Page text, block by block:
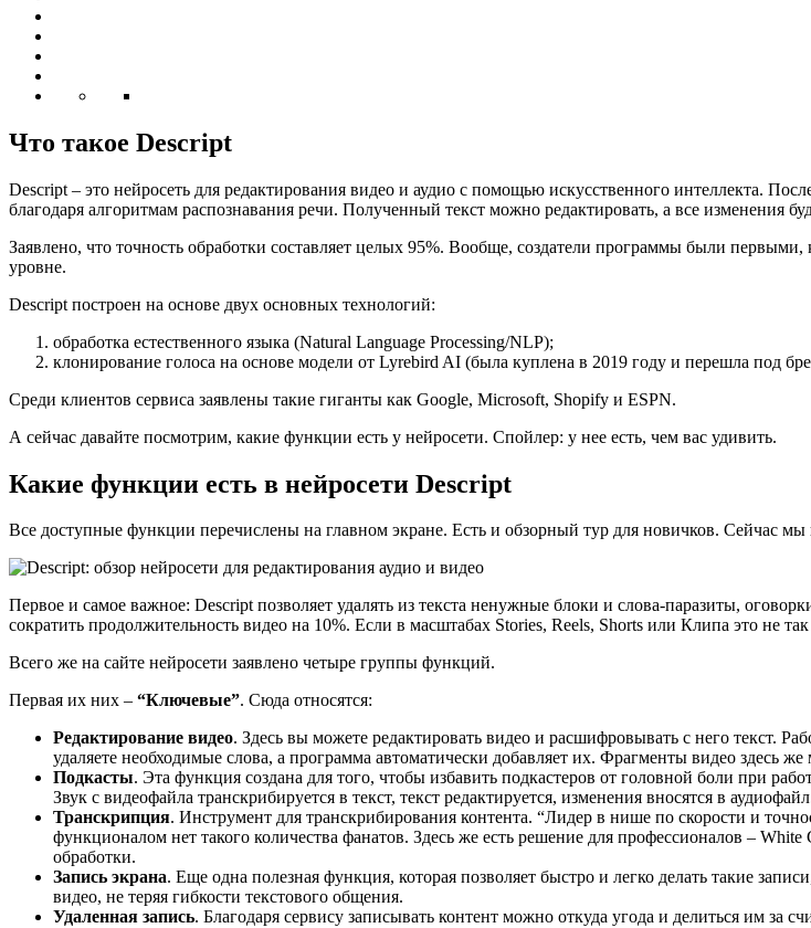
Что такое Descript
Descript – это нейросеть для редактирования видео и аудио с помощью искусственного интеллекта.
благодаря алгоритмам распознавания речи. Полученный текст можно редактировать, а все изменения
Заявлено, что точность обработки составляет целых 95%. Вообще, создатели программы были
уровне.
Descript построен на основе двух основных технологий:
обработка естественного языка (Natural Language Processing/NLP);
клонирование голоса на основе модели от Lyrebird AI (была куплена в 2019 году и перешла под
Среди клиентов сервиса заявлены такие гиганты как Google, Microsoft, Shopify и ESPN.
А сейчас давайте посмотрим, какие функции есть у нейросети. Спойлер: у нее есть, чем вас удивить.
Какие функции есть в нейросети Descript
Все доступные функции перечислены на главном экране. Есть и обзорный тур для новичков. Сейчас мы
Первое и самое важное: Descript позволяет удалять из текста ненужные блоки и слова-паразиты,
сократить продолжительность видео на 10%. Если в масштабах Stories, Reels, Shorts или Клипа это не
Всего же на сайте нейросети заявлено четыре группы функций.
Первая их них – “Ключевые”. Сюда относятся:
Редактирование видео. Здесь вы можете редактировать видео и расшифровывать с него текст.
удаляете необходимые слова, а программа автоматически добавляет их. Фрагменты видео здесь
Подкасты. Эта функция создана для того, чтобы избавить подкастеров от головной боли при
Звук с видеофайла транскрибируется в текст, текст редактируется, изменения вносятся в
Транскрипция. Инструмент для транскрибирования контента. “Лидер в нише по скорости и
функционалом нет такого количества фанатов. Здесь же есть решение для профессионалов –
обработки.
Запись экрана. Еще одна полезная функция, которая позволяет быстро и легко делать такие
видео, не теряя гибкости текстового общения.
Удаленная запись. Благодаря сервису записывать контент можно откуда угода и делиться им за